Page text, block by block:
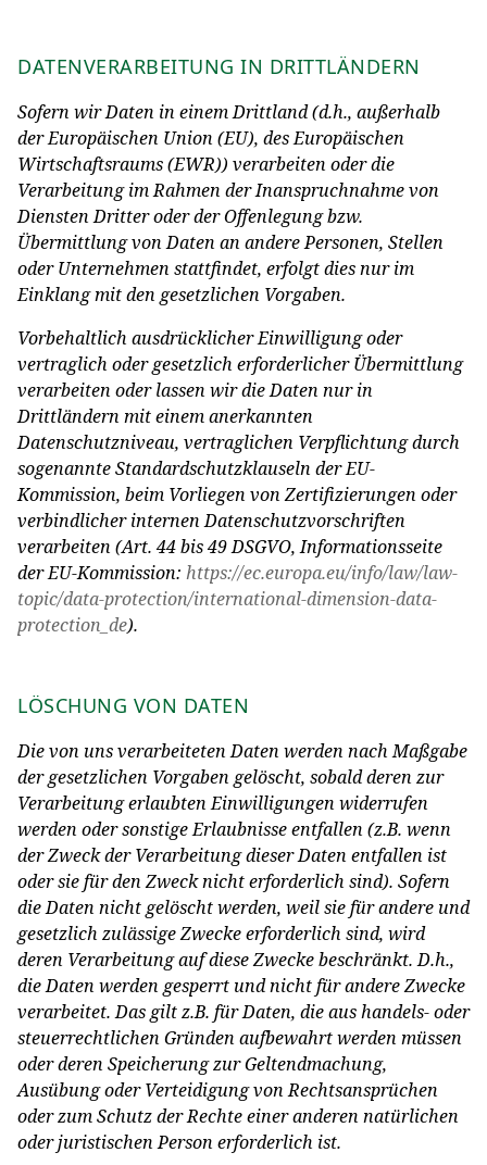
DATENVERARBEITUNG IN DRITTLÄNDERN
Sofern wir Daten in einem Drittland (d.h., außerhalb
der Europäischen Union (EU), des Europäischen
Wirtschaftsraums (EWR)) verarbeiten oder die
Verarbeitung im Rahmen der Inanspruchnahme von
Diensten Dritter oder der Offenlegung bzw.
Übermittlung von Daten an andere Personen, Stellen
oder Unternehmen stattfindet, erfolgt dies nur im
Einklang mit den gesetzlichen Vorgaben.
Vorbehaltlich ausdrücklicher Einwilligung oder
vertraglich oder gesetzlich erforderlicher Übermittlung
verarbeiten oder lassen wir die Daten nur in
Drittländern mit einem anerkannten
Datenschutzniveau, vertraglichen Verpflichtung durch
sogenannte Standardschutzklauseln der EU-
Kommission, beim Vorliegen von Zertifizierungen oder
verbindlicher internen Datenschutzvorschriften
verarbeiten (Art. 44 bis 49 DSGVO, Informationsseite
der EU-Kommission: https://ec.europa.eu/info/law/law-
topic/data-protection/international-dimension-data-
protection_de).
LÖSCHUNG VON DATEN
Die von uns verarbeiteten Daten werden nach Maßgabe
der gesetzlichen Vorgaben gelöscht, sobald deren zur
Verarbeitung erlaubten Einwilligungen widerrufen
werden oder sonstige Erlaubnisse entfallen (z.B. wenn
der Zweck der Verarbeitung dieser Daten entfallen ist
oder sie für den Zweck nicht erforderlich sind). Sofern
die Daten nicht gelöscht werden, weil sie für andere und
gesetzlich zulässige Zwecke erforderlich sind, wird
deren Verarbeitung auf diese Zwecke beschränkt. D.h.,
die Daten werden gesperrt und nicht für andere Zwecke
verarbeitet. Das gilt z.B. für Daten, die aus handels- oder
steuerrechtlichen Gründen aufbewahrt werden müssen
oder deren Speicherung zur Geltendmachung,
Ausübung oder Verteidigung von Rechtsansprüchen
oder zum Schutz der Rechte einer anderen natürlichen
oder juristischen Person erforderlich ist.